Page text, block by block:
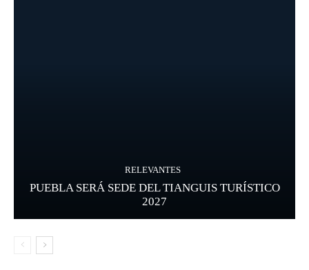
RELEVANTES
PUEBLA SERÁ SEDE DEL TIANGUIS TURÍSTICO
2027